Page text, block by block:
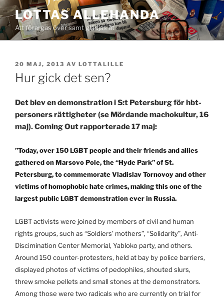
Hoppa
till
innehåll
LOTTAS ALLEHANDA
Att förargas över samt glädjas åt
PUBLICERAT
20 MAJ, 2013 AV LOTTALILLE
Hur gick det sen?
Det blev en demonstration i S:t Petersburg för hbt-
personers rättigheter (se Mördande machokultur, 16
maj). Coming Out rapporterade 17 maj:
”Today, over 150 LGBT people and their friends and allies
gathered on Marsovo Pole, the “Hyde Park” of St.
Petersburg, to commemorate Vladislav Tornovoy and other
victims of homophobic hate crimes, making this one of the
largest public LGBT demonstration ever in Russia.
LGBT activists were joined by members of civil and human
rights groups, such as “Soldiers’ mothers”, “Solidarity”, Anti-
Discimination Center Memorial, Yabloko party, and others.
Around 150 counter-protesters, held at bay by police barriers,
displayed photos of victims of pedophiles, shouted slurs,
threw smoke pellets and small stones at the demonstrators.
Among those were two radicals who are currently on trial for